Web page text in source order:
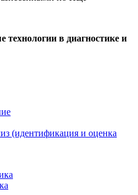
технологии в диагностике и
(идентификация и оценка